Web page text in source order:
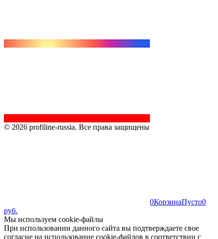
© 2026 profiline-russia. Все права защищены
0КорзинаПусто0
руб.
Мы используем cookie-файлы
При использовании данного сайта вы подтверждаете свое
согласие на использование cookie-файлов в соответствии с